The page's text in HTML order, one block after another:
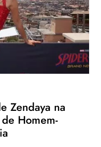
Zendaya na
Homem-